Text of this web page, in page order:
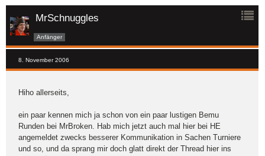
MrSchnuggles
Anfänger
8. November 2006
Hiho allerseits,
ein paar kennen mich ja schon von ein paar lustigen Bemu
Runden bei MrBroken. Hab mich jetzt auch mal hier bei HE
angemeldet zwecks besserer Kommunikation in Sachen Turniere
und so, und da sprang mir doch glatt direkt der Thread hier ins